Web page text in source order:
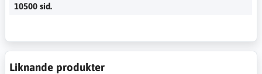
10500 sid.
Liknande produkter